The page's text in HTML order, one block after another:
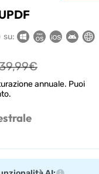
su:
€
annuale. Puoi